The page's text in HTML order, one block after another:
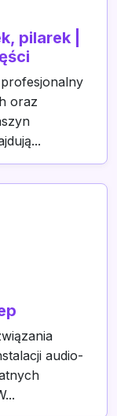
pilarek |
profesjonalny
oraz
audio-